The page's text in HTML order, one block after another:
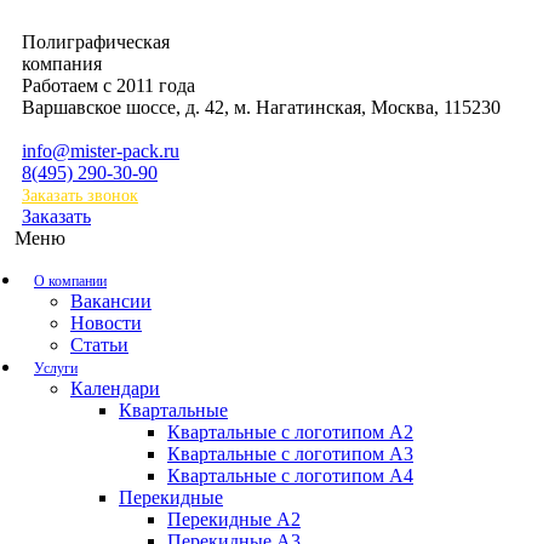
Полиграфическая
компания
Работаем с 2011 года
Варшавское шоссе, д. 42, м. Нагатинская, Москва, 115230
info@mister-pack.ru
8(495) 290-30-90
Заказать звонок
Заказать
Меню
О компании
Вакансии
Новости
Статьи
Услуги
Календари
Квартальные
Квартальные с логотипом А2
Квартальные с логотипом А3
Квартальные с логотипом А4
Перекидные
Перекидные А2